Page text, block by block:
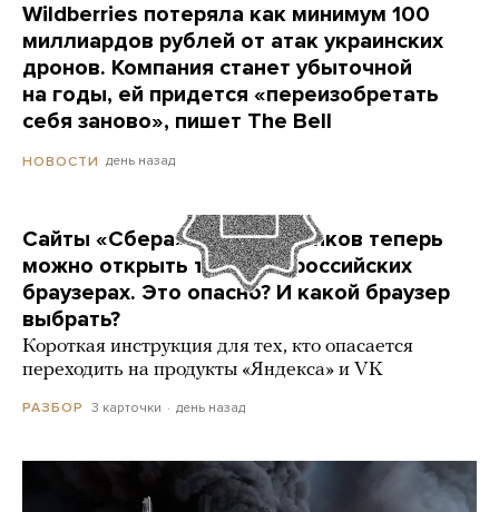
Wildberries потеряла как минимум 100
миллиардов рублей от атак украинских
дронов. Компания станет убыточной
на годы, ей придется «переизобретать
себя заново», пишет The Bell
НОВОСТИ день назад
Сайты «Сбера» и других банков теперь
можно открыть только в российских
браузерах. Это опасно? И какой браузер
выбрать?
Короткая инструкция для тех, кто опасается
переходить на продукты «Яндекса» и VK
РАЗБОР 3 карточки день назад